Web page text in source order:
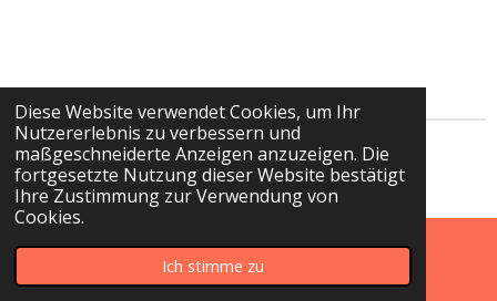
Diese Website verwendet Cookies, um Ihr
Nutzererlebnis zu verbessern und
maßgeschneiderte Anzeigen anzuzeigen. Die
fortgesetzte Nutzung dieser Website bestätigt
Ihre Zustimmung zur Verwendung von
Cookies.
Ich stimme zu
© 2020 - 2026 Kunst aus Stein
Mit Unterstützung vonWebador
E-Mail